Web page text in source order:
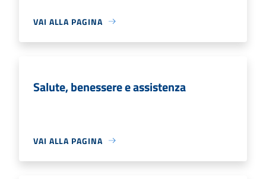
VAI ALLA PAGINA
Salute, benessere e assistenza
VAI ALLA PAGINA